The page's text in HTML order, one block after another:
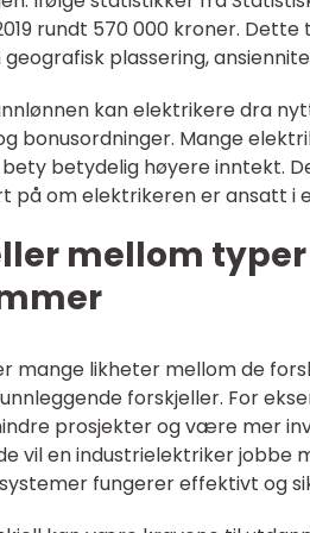
rundt 570 000 kroner.
plassering,
kan elektrikere dra
bonusordninger. Mange
betydelig høyere inntekt.
på om elektrikeren er ansatt i
mellom
mange likheter mellom de
forskjeller. For
prosjekter og være mer
vil en industrielektriker jobbe
fungerer effektivt og